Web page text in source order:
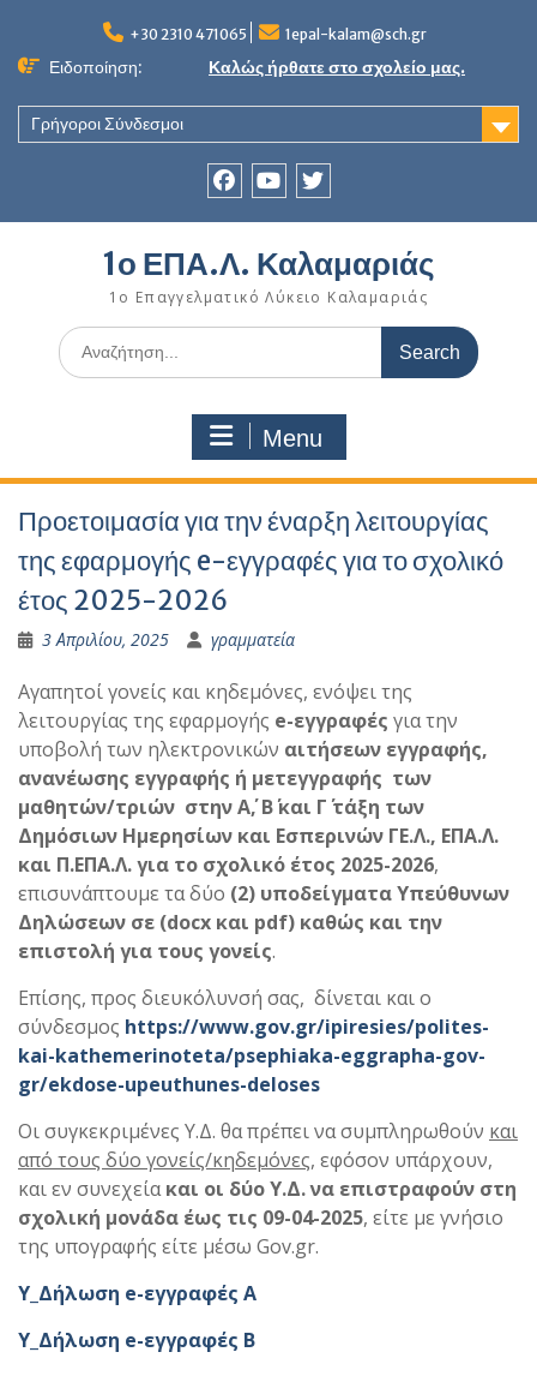
content
+30 2310 471065 1epal-kalam@sch.gr
Ειδοποίηση: Καλώς ήρθατε στο σχολείο μας.
Γρήγοροι Σύνδεσμοι
1ο ΕΠΑ.Λ. Καλαμαριάς
1ο Επαγγελματικό Λύκειο Καλαμαριάς
Search
for:
Menu
Προετοιμασία για την έναρξη λειτουργίας
της εφαρμογής e-εγγραφές για το σχολικό
έτος 2025-2026
3 Απριλίου, 2025 γραμματεία
Αγαπητοί γονείς και κηδεμόνες, ενόψει της
λειτουργίας της εφαρμογής e-εγγραφές για την
υποβολή των ηλεκτρονικών αιτήσεων εγγραφής,
ανανέωσης εγγραφής ή μετεγγραφής των
μαθητών/τριών στην Α΄, Β΄ και Γ΄ τάξη των
Δημόσιων Ημερησίων και Εσπερινών ΓΕ.Λ., ΕΠΑ.Λ.
και Π.ΕΠΑ.Λ. για το σχολικό έτος 2025-2026,
επισυνάπτουμε τα δύο (2) υποδείγματα Υπεύθυνων
Δηλώσεων σε (docx και pdf) καθώς και την
επιστολή για τους γονείς.
Επίσης, προς διευκόλυνσή σας, δίνεται και ο
σύνδεσμος https://www.gov.gr/ipiresies/polites-
kai-kathemerinoteta/psephiaka-eggrapha-gov-
gr/ekdose-upeuthunes-deloses
Οι συγκεκριμένες Υ.Δ. θα πρέπει να συμπληρωθούν και
από τους δύο γονείς/κηδεμόνες, εφόσον υπάρχουν,
και εν συνεχείακαι οι δύο Υ.Δ. να επιστραφούν στη
σχολική μονάδα έως τις 09-04-2025, είτε με γνήσιο
της υπογραφής είτε μέσω Gov.gr.
Υ_Δήλωση e-εγγραφές Α
Υ_Δήλωση e-εγγραφές Β